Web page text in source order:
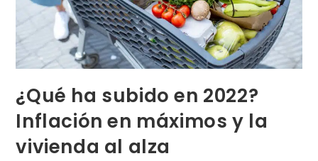
¿Qué ha subido en 2022?
Inflación en máximos y la
vivienda al alza